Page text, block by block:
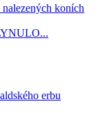
koních
erbu